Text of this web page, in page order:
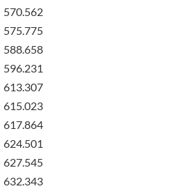
570.562
575.775
588.658
596.231
613.307
615.023
617.864
624.501
627.545
632.343